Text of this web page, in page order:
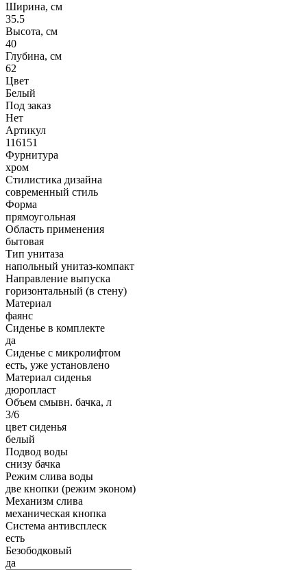
Ширина, см
35.5
Высота, см
40
Глубина, см
62
Цвет
Белый
Под заказ
Нет
Артикул
116151
Фурнитура
хром
Стилистика дизайна
современный стиль
Форма
прямоугольная
Область применения
бытовая
Тип унитаза
напольный унитаз-компакт
Направление выпуска
горизонтальный (в стену)
Материал
фаянс
Сиденье в комплекте
да
Сиденье с микролифтом
есть, уже установлено
Материал сиденья
дюропласт
Объем смывн. бачка, л
3/6
цвет сиденья
белый
Подвод воды
снизу бачка
Режим слива воды
две кнопки (режим эконом)
Механизм слива
механическая кнопка
Система антивсплеск
есть
Безободковый
да